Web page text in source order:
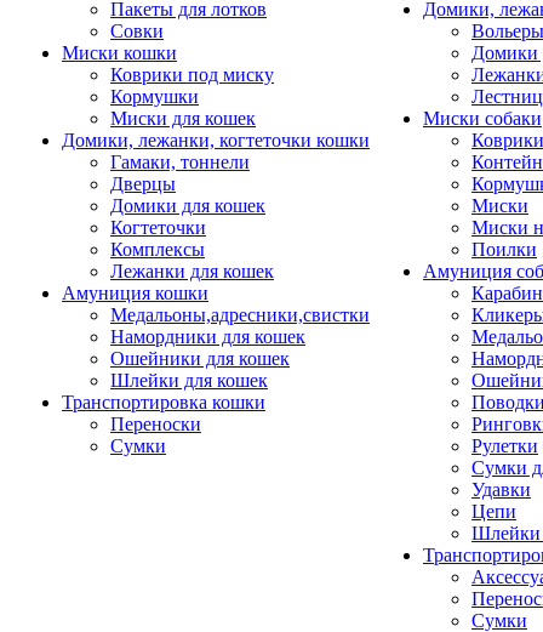
Пакеты для лотков
Совки
Миски кошки
Коврики под миску
Кормушки
Миски для кошек
Домики, лежанки, когтеточки кошки
Гамаки, тоннели
Дверцы
Домики для кошек
Когтеточки
Комплексы
Лежанки для кошек
Амуниция кошки
Медальоны,адресники,свистки
Намордники для кошек
Ошейники для кошек
Шлейки для кошек
Транспортировка кошки
Переноски
Сумки
Домики,
Домики
Миски собаки
Миски
Миски
Поилки
Амуниция
Рулетки
Сумки
Удавки
Цепи
Шлейки
Сумки